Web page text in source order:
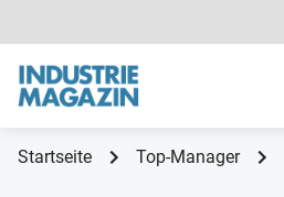
Startseite Top-Manager